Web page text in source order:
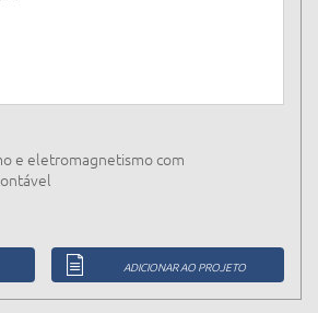
e eletromagnetismo com
ADICIONAR AO PROJETO